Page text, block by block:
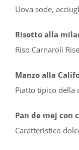
Uova sode,
Risotto alla
Riso Carnaroli
Manzo alla
Piatto tipico della
Pan de mej con
Caratteristico